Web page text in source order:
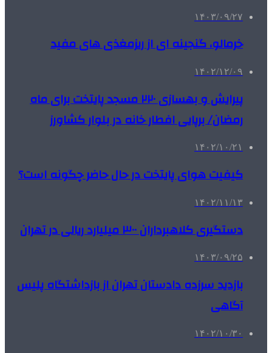
۱۴۰۳/۰۹/۲۷
خرمالو، گنجینه ای از ریزمغذی های مفید
۱۴۰۲/۱۲/۰۹
پیرایش و بهسازی ۲۲۰ مسجد پایتخت برای ماه
رمضان/ برپایی افطار خانه در بلوار کشاورز
۱۴۰۲/۱۰/۲۱
کیفیت هوای پایتخت در حال حاضر چگونه است؟
۱۴۰۲/۱۱/۱۳
دستگیری کلاهبرداران ۳۰۰ میلیارد ریالی در تهران
۱۴۰۳/۰۹/۲۵
بازدید سرزده دادستان تهران از بازداشتگاه پلیس
آگاهی
۱۴۰۲/۱۰/۳۰